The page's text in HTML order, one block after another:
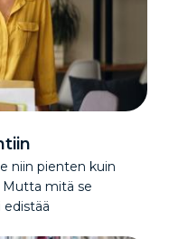
niin pienten kuin
Mutta mitä se